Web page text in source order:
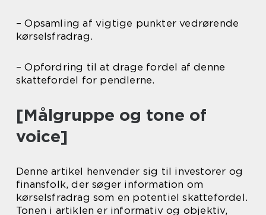
– Opsamling af vigtige punkter vedrørende
kørselsfradrag.
– Opfordring til at drage fordel af denne
skattefordel for pendlerne.
[Målgruppe og tone of
voice]
Denne artikel henvender sig til investorer og
finansfolk, der søger information om
kørselsfradrag som en potentiel skattefordel.
Tonen i artiklen er informativ og objektiv,